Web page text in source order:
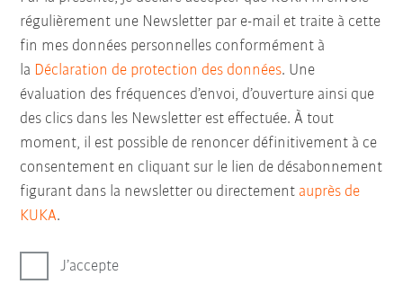
régulièrement une Newsletter par e-mail et traite à cette
fin mes données personnelles conformément à
la Déclaration de protection des données. Une
évaluation des fréquences d’envoi, d’ouverture ainsi que
des clics dans les Newsletter est effectuée. À tout
moment, il est possible de renoncer définitivement à ce
consentement en cliquant sur le lien de désabonnement
figurant dans la newsletter ou directement auprès de
KUKA.
J’accepte